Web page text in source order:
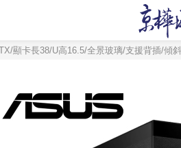
顯卡長38/U高16.5/全景玻璃/支援背插/傾